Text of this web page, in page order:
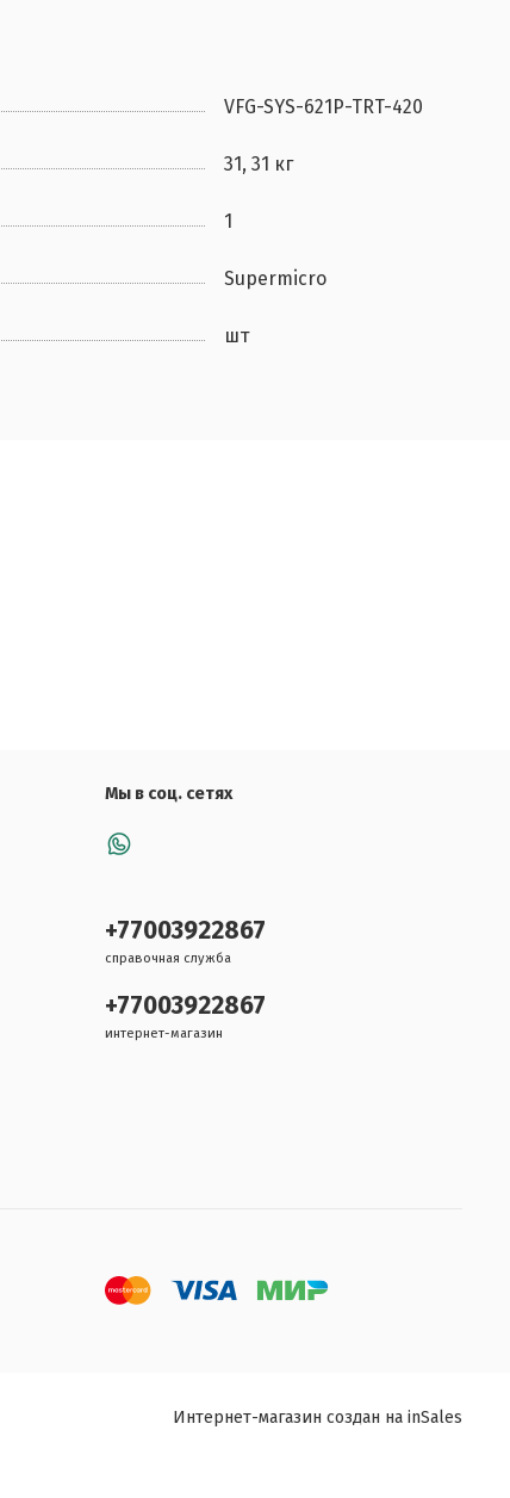
VFG-SYS-621P-TRT-420
31, 31 кг
1
Supermicro
шт
Мы в соц. сетях
+77003922867
справочная служба
+77003922867
интернет-магазин
Интернет-магазин создан на inSales